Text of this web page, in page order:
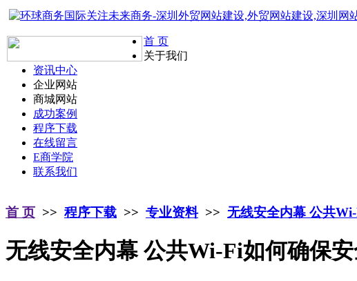
首 页
关于我们
资讯中心
企业网站
商城网站
成功案例
程序下载
在线留言
E商学院
联系我们
首 页 >> 程序下载 >> 专业资料>> 无线安全内幕 公共
无线安全内幕 公共Wi-Fi如何确保